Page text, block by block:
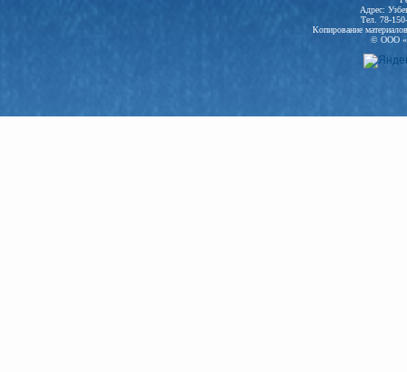
Адрес:
Тел. 78-
Копирование
© ООО